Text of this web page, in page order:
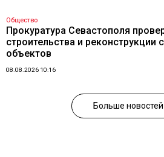
Общество
Прокуратура Севастополя
строительства и
объектов
08.08.2026 10:16
Больше новостей